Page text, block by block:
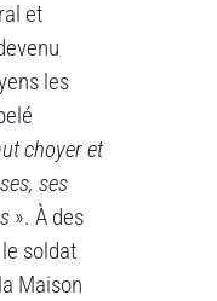
et
les
choyer et
ses
». À des
soldat
Maison